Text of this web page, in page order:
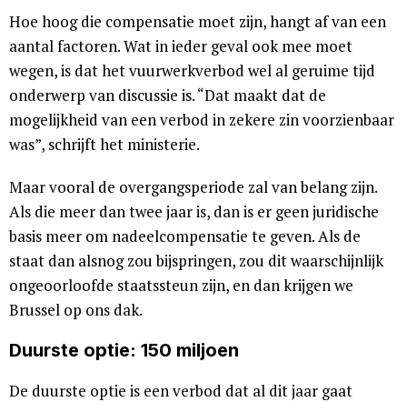
Hoe hoog die compensatie moet zijn, hangt af van een
aantal factoren. Wat in ieder geval ook mee moet
wegen, is dat het vuurwerkverbod wel al geruime tijd
onderwerp van discussie is. “Dat maakt dat de
mogelijkheid van een verbod in zekere zin voorzienbaar
was”, schrijft het ministerie.
Maar vooral de overgangsperiode zal van belang zijn.
Als die meer dan twee jaar is, dan is er geen juridische
basis meer om nadeelcompensatie te geven. Als de
staat dan alsnog zou bijspringen, zou dit waarschijnlijk
ongeoorloofde staatssteun zijn, en dan krijgen we
Brussel op ons dak.
Duurste optie: 150 miljoen
De duurste optie is een verbod dat al dit jaar gaat